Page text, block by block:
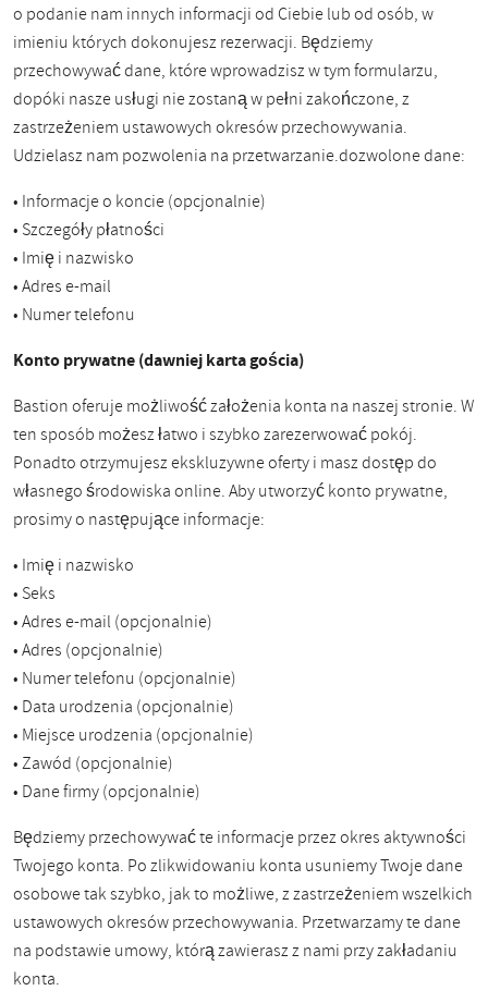
o podanie nam innych informacji od Ciebie lub od osób, w
imieniu których dokonujesz rezerwacji. Będziemy
przechowywać dane, które wprowadzisz w tym formularzu,
dopóki nasze usługi nie zostaną w pełni zakończone, z
zastrzeżeniem ustawowych okresów przechowywania.
Udzielasz nam pozwolenia na przetwarzanie.dozwolone dane:
• Informacje o koncie (opcjonalnie)
• Szczegóły płatności
• Imię i nazwisko
• Adres e-mail
• Numer telefonu
Konto prywatne (dawniej karta gościa)
Bastion oferuje możliwość założenia konta na naszej stronie. W
ten sposób możesz łatwo i szybko zarezerwować pokój.
Ponadto otrzymujesz ekskluzywne oferty i masz dostęp do
własnego środowiska online. Aby utworzyć konto prywatne,
prosimy o następujące informacje:
• Imię i nazwisko
• Seks
• Adres e-mail (opcjonalnie)
• Adres (opcjonalnie)
• Numer telefonu (opcjonalnie)
• Data urodzenia (opcjonalnie)
• Miejsce urodzenia (opcjonalnie)
• Zawód (opcjonalnie)
• Dane firmy (opcjonalnie)
Będziemy przechowywać te informacje przez okres aktywności
Twojego konta. Po zlikwidowaniu konta usuniemy Twoje dane
osobowe tak szybko, jak to możliwe, z zastrzeżeniem wszelkich
ustawowych okresów przechowywania. Przetwarzamy te dane
na podstawie umowy, którą zawierasz z nami przy zakładaniu
konta.